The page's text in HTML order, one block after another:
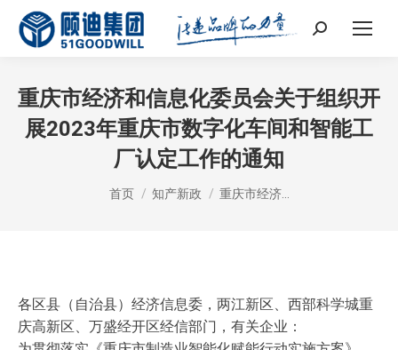
Search:
重庆市经济和信息化委员会关于组织开
展2023年重庆市数字化车间和智能工
厂认定工作的通知
您在这里：
首页 知产新政 重庆市经济…
各区县（自治县）经济信息委，两江新区、西部科学城重
庆高新区、万盛经开区经信部门，有关企业：